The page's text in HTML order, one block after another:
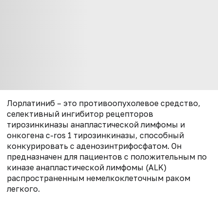
Лорлатиниб – это противоопухолевое средство,
селективный ингибитор рецепторов
тирозинкиназы анапластической лимфомы и
онкогена c-ros 1 тирозинкиназы, способный
конкурировать с аденозинтрифосфатом. Он
предназначен для пациентов с положительным по
киназе анапластической лимфомы (ALK)
распространенным немелкоклеточным раком
легкого.